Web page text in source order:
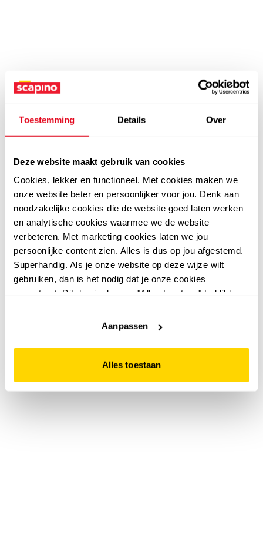
Toestemming Details Over
Deze website maakt gebruik van cookies
Cookies, lekker en functioneel. Met cookies maken we
onze website beter en persoonlijker voor jou. Denk aan
noodzakelijke cookies die de website goed laten werken
en analytische cookies waarmee we de website
verbeteren. Met marketing cookies laten we jou
persoonlijke content zien. Alles is dus op jou afgestemd.
Superhandig. Als je onze website op deze wijze wilt
gebruiken, dan is het nodig dat je onze cookies
accepteert. Dit doe je door op "Alles toestaan" te klikken.
website niet optimaal functioneert.
Aanpassen
Alles toestaan